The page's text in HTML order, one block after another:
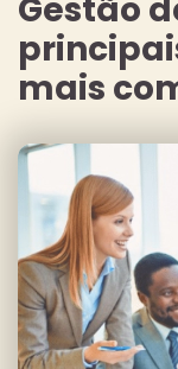
Gestão
mais